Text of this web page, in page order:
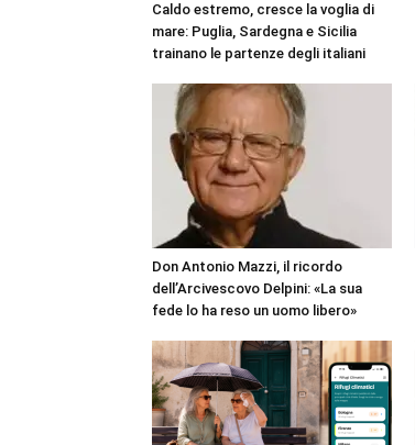
Caldo estremo, cresce la voglia di
mare: Puglia, Sardegna e Sicilia
trainano le partenze degli italiani
Don Antonio Mazzi, il ricordo
dell’Arcivescovo Delpini: «La sua
fede lo ha reso un uomo libero»